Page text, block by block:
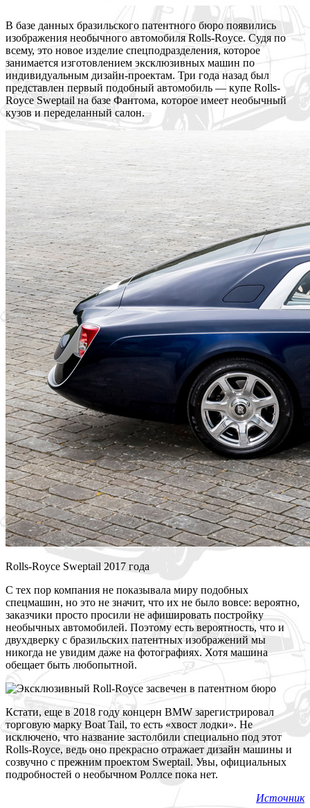
В базе данных бразильского патентного бюро появились
изображения необычного автомобиля Rolls-Royce. Судя по
всему, это новое изделие спецподразделения, которое
занимается изготовлением эксклюзивных машин по
индивидуальным дизайн-проектам. Три года назад был
представлен первый подобный автомобиль — купе Rolls-
Royce Sweptail на базе Фантома, которое имеет необычный
кузов и переделанный салон.
Rolls-Royce Sweptail 2017 года
С тех пор компания не показывала миру подобных
спецмашин, но это не значит, что их не было вовсе: вероятно,
заказчики просто просили не афишировать постройку
необычных автомобилей. Поэтому есть вероятность, что и
двухдверку с бразильских патентных изображений мы
никогда не увидим даже на фотографиях. Хотя машина
обещает быть любопытной.
Кстати, еще в 2018 году концерн BMW зарегистрировал
торговую марку Boat Tail, то есть «хвост лодки». Не
исключено, что название застолбили специально под этот
Rolls-Royce, ведь оно прекрасно отражает дизайн машины и
созвучно с прежним проектом Sweptail. Увы, официальных
подробностей о необычном Роллсе пока нет.
Источник